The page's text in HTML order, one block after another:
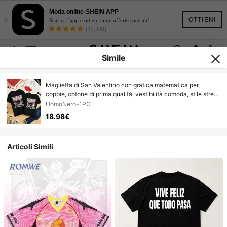
OTTIENI
×
Moda online-SHEIN APP
Scarica l'app e ottieni tante offerte speciali!
(12,439)
Simile
Maglietta di San Valentino con grafica matematica per
coppie, cotone di prima qualità, vestibilità comoda, stile street
hip-hop, stampa comoda e accattivante
UomoNero-1PC
18.98€
Articoli Simili